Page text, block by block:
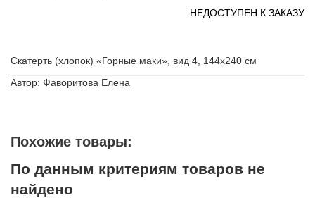
НЕДОСТУПЕН К ЗАКАЗУ
Скатерть (хлопок) «Горные маки», вид 4, 144х240 см
Автор: Фаворитова Елена
Похожие товары:
По данным критериям товаров не
найдено